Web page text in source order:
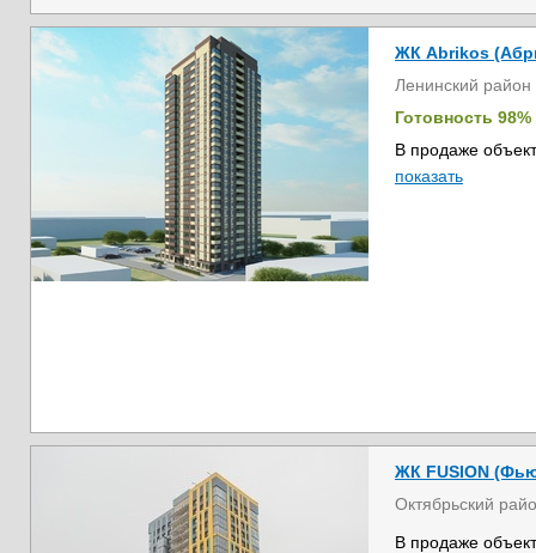
ЖК Abrikos
Ленинский район
Готовность 98%
В продаже
показать
ЖК FUSION
Октябрьский
В продаже